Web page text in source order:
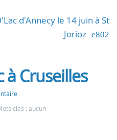
d'Annecy le 14 juin à St
Jorioz
à Cruseilles
clés : aucun